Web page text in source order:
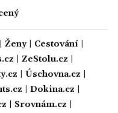
Ženy| Cestování|
ZeStolu.cz
Úschovna.cz
Dokina.cz
Srovnám.cz